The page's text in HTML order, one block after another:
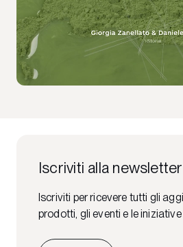
Iscriviti alla newsletter
Iscriviti per ricevere tutti gli
prodotti, gli eventi e le